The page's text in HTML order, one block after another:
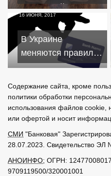
кредитный
мошенник
дурачащий
пенсионерок
16 ИЮНЯ, 2017
В Украине
меняются правила
предоставления и
кредитов
Содержание сайта, кроме
политики обработки
использования файлов cookie,
или офертой и носит
СМИ "Банковая"
28.07.2023. Свидетельство
АНОИНФО; ОГРН:
9709119500/320001001